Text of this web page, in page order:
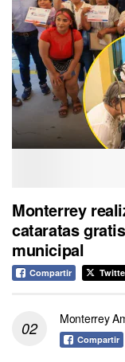
Monterrey
cataratas
municipal
Compartir
Monterrey
Compartir